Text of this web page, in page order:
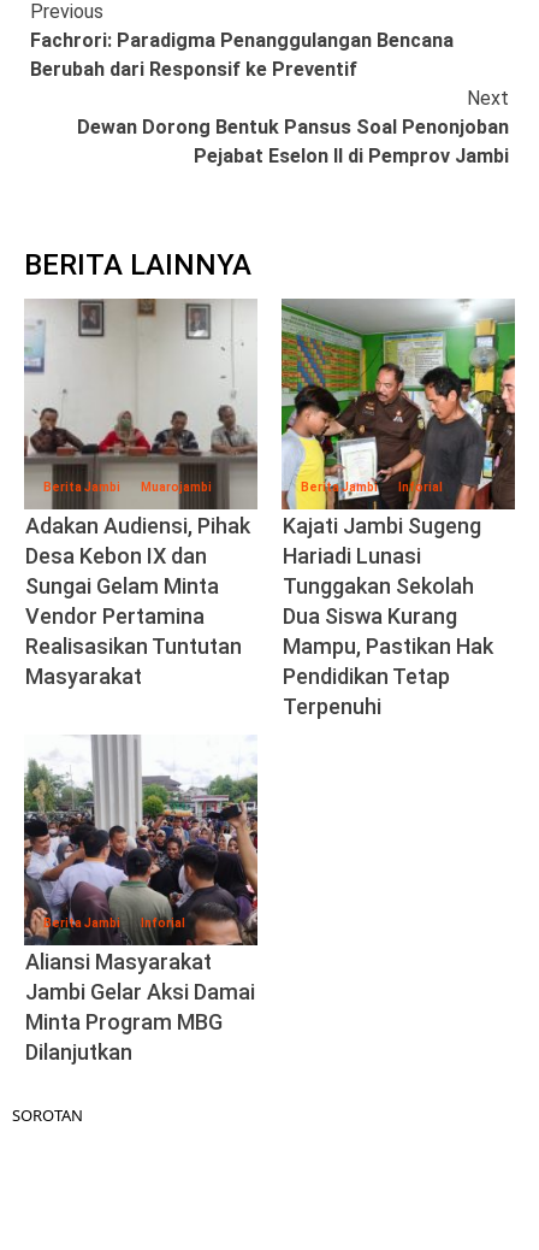
Continue
Reading
Previous
Fachrori: Paradigma Penanggulangan Bencana
Berubah dari Responsif ke Preventif
Next
Dewan Dorong Bentuk Pansus Soal Penonjoban
Pejabat Eselon II di Pemprov Jambi
BERITA LAINNYA
Berita Jambi Muarojambi
Adakan Audiensi, Pihak
Desa Kebon IX dan
Sungai Gelam Minta
Vendor Pertamina
Realisasikan Tuntutan
Masyarakat
Berita Jambi Inforial
Kajati Jambi Sugeng
Hariadi Lunasi
Tunggakan Sekolah
Dua Siswa Kurang
Mampu, Pastikan Hak
Pendidikan Tetap
Terpenuhi
Berita Jambi Inforial
Aliansi Masyarakat
Jambi Gelar Aksi Damai
Minta Program MBG
Dilanjutkan
SOROTAN